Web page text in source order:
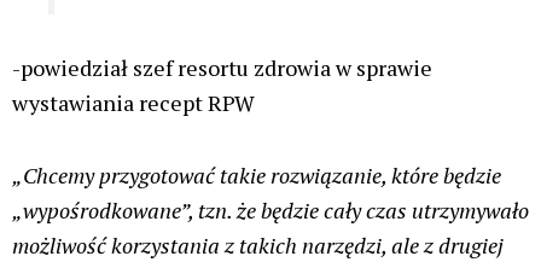
-powiedział szef resortu zdrowia w sprawie
wystawiania recept RPW
„Chcemy przygotować takie rozwiązanie, które będzie
„wypośrodkowane”, tzn. że będzie cały czas utrzymywało
możliwość korzystania z takich narzędzi, ale z drugiej